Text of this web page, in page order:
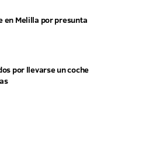
en Melilla por presunta
por llevarse un coche